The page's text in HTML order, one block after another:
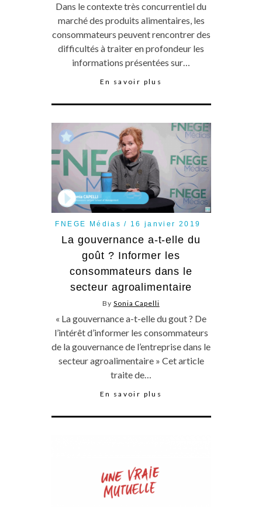
Dans le contexte très concurrentiel du
marché des produits alimentaires, les
consommateurs peuvent rencontrer des
difficultés à traiter en profondeur les
informations présentées sur…
En savoir plus
FNEGE Médias 16 janvier 2019
La gouvernance a-t-elle du
goût ? Informer les
consommateurs dans le
secteur agroalimentaire
By Sonia Capelli
« La gouvernance a-t-elle du gout ? De
l’intérêt d’informer les consommateurs
de la gouvernance de l’entreprise dans le
secteur agroalimentaire » Cet article
traite de…
En savoir plus